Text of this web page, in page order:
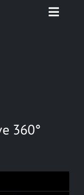
Toggle
360°